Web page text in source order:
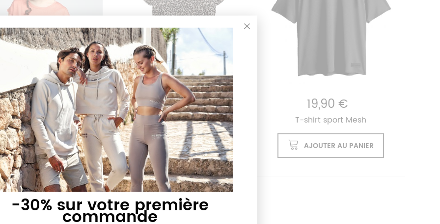
19,90 €
T-shirt Luna
AJOUTER AU PANIER
19,90 €
T-shirt Luna léopard
AJOUTER AU PANIER
19,90 €
T-shirt sport Mesh
AJOUTER AU PANIER
-30% sur votre première
commande